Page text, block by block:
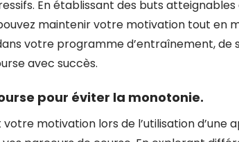
En établissant des buts
maintenir votre motivation tout en
votre programme d’entraînement, de
avec succès.
pour éviter la monotonie.
motivation lors de l’utilisation